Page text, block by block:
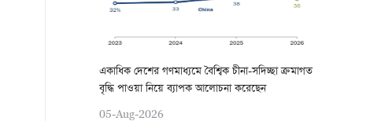
একাধিক দেশের গণমাধ্যমে বৈশ্বিক চীনা-সদিচ্ছা ক্রমাগত
বৃদ্ধি পাওয়া নিয়ে ব্যাপক আলোচনা করেছেন
05-Aug-2026